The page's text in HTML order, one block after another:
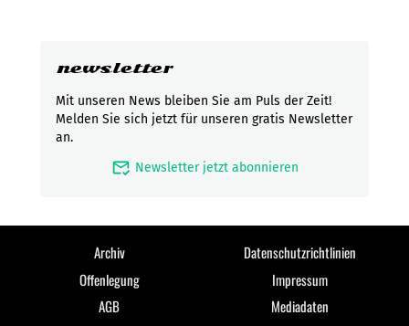
newsletter
Mit unseren News bleiben Sie am Puls der Zeit!
Melden Sie sich jetzt für unseren gratis Newsletter
an.
mark_email_read Newsletter jetzt abonnieren
Archiv
Datenschutzrichtlinien
Offenlegung
Impressum
AGB
Mediadaten